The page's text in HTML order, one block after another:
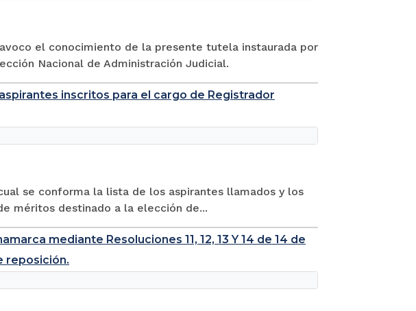
el conocimiento de la presente tutela instaurada por
Nacional de Administración Judicial.
inscritos para el cargo de Registrador
se conforma la lista de los aspirantes llamados y los
méritos destinado a la elección de...
mediante Resoluciones 11, 12, 13 Y 14 de 14 de
reposición.